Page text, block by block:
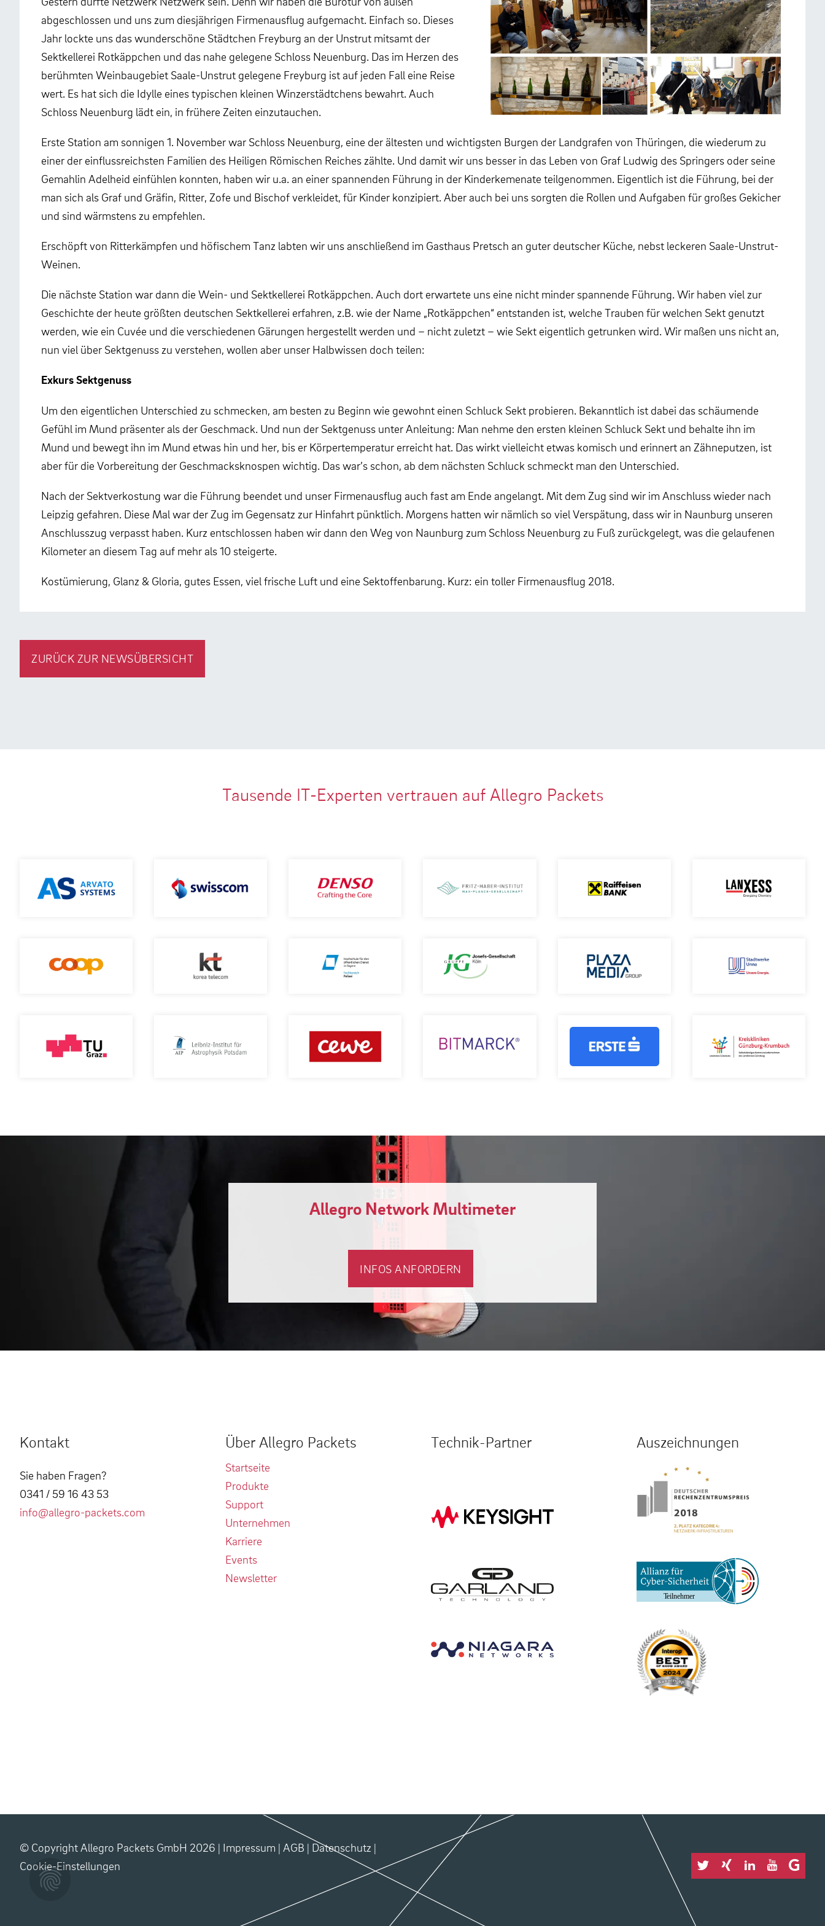
abgeschlossen und uns zum diesjährigen Firmenausflug aufgemacht. Einfach so. Dieses
Jahr lockte uns das wunderschöne Städtchen Freyburg an der Unstrut mitsamt der
Sektkellerei Rotkäppchen und das nahe gelegene Schloss Neuenburg. Das im Herzen des
berühmten Weinbaugebiet Saale-Unstrut gelegene Freyburg ist auf jeden Fall eine Reise
wert. Es hat sich die Idylle eines typischen kleinen Winzerstädtchens bewahrt. Auch
Schloss Neuenburg lädt ein, in frühere Zeiten einzutauchen.
Erste Station am sonnigen 1. November war Schloss Neuenburg, eine der ältesten und wichtigsten Burgen der Landgrafen von Thüringen, die wiederum zu
einer der einflussreichsten Familien des Heiligen Römischen Reiches zählte. Und damit wir uns besser in das Leben von Graf Ludwig des Springers oder seine
Gemahlin Adelheid einfühlen konnten, haben wir u.a. an einer spannenden Führung in der Kinderkemenate teilgenommen. Eigentlich ist die Führung, bei der
man sich als Graf und Gräfin, Ritter, Zofe und Bischof verkleidet, für Kinder konzipiert. Aber auch bei uns sorgten die Rollen und Aufgaben für großes Gekicher
und sind wärmstens zu empfehlen.
Erschöpft von Ritterkämpfen und höfischem Tanz labten wir uns anschließend im Gasthaus Pretsch an guter deutscher Küche, nebst leckeren Saale-Unstrut-
Weinen.
Die nächste Station war dann die Wein- und Sektkellerei Rotkäppchen. Auch dort erwartete uns eine nicht minder spannende Führung. Wir haben viel zur
Geschichte der heute größten deutschen Sektkellerei erfahren, z.B. wie der Name „Rotkäppchen“ entstanden ist, welche Trauben für welchen Sekt genutzt
werden, wie ein Cuvée und die verschiedenen Gärungen hergestellt werden und – nicht zuletzt – wie Sekt eigentlich getrunken wird. Wir maßen uns nicht an,
nun viel über Sektgenuss zu verstehen, wollen aber unser Halbwissen doch teilen:
Exkurs Sektgenuss
Um den eigentlichen Unterschied zu schmecken, am besten zu Beginn wie gewohnt einen Schluck Sekt probieren. Bekanntlich ist dabei das schäumende
Gefühl im Mund präsenter als der Geschmack. Und nun der Sektgenuss unter Anleitung: Man nehme den ersten kleinen Schluck Sekt und behalte ihn im
Mund und bewegt ihn im Mund etwas hin und her, bis er Körpertemperatur erreicht hat. Das wirkt vielleicht etwas komisch und erinnert an Zähneputzen, ist
aber für die Vorbereitung der Geschmacksknospen wichtig. Das war’s schon, ab dem nächsten Schluck schmeckt man den Unterschied.
Nach der Sektverkostung war die Führung beendet und unser Firmenausflug auch fast am Ende angelangt. Mit dem Zug sind wir im Anschluss wieder nach
Leipzig gefahren. Diese Mal war der Zug im Gegensatz zur Hinfahrt pünktlich. Morgens hatten wir nämlich so viel Verspätung, dass wir in Naunburg unseren
Anschlusszug verpasst haben. Kurz entschlossen haben wir dann den Weg von Naunburg zum Schloss Neuenburg zu Fuß zurückgelegt, was die gelaufenen
Kilometer an diesem Tag auf mehr als 10 steigerte.
Kostümierung, Glanz & Gloria, gutes Essen, viel frische Luft und eine Sektoffenbarung. Kurz: ein toller Firmenausflug 2018.
ZURÜCK ZUR NEWSÜBERSICHT
Tausende IT-Experten vertrauen auf Allegro Packets
Allegro Network Multimeter
INFOS ANFORDERN
Kontakt
Sie haben Fragen?
0341 / 59 16 43 53
info@allegro-packets.com
Über Allegro Packets
Startseite
Produkte
Support
Unternehmen
Karriere
Events
Newsletter
Technik-Partner Auszeichnungen
© Copyright Allegro Packets GmbH 2026 | Impressum | AGB | Datenschutz |
Cookie-Einstellungen